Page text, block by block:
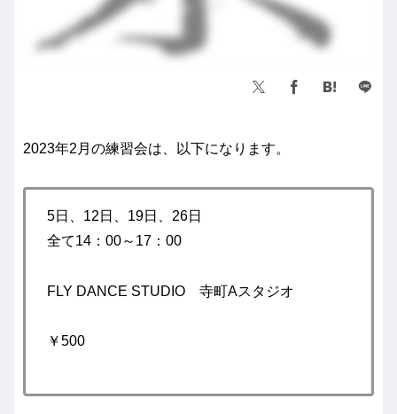
2023年2月の練習会は、以下になります。
5日、12日、19日、26日
全て14：00～17：00
FLY DANCE STUDIO 寺町Aスタジオ
￥500